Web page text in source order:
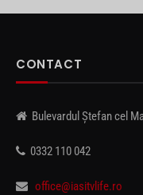
CONTACT
Bulevardul Ștefan cel
0332 110 042
office@iasitvlife.ro